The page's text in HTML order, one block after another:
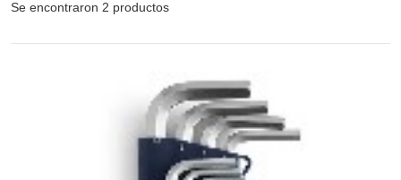
Se encontraron 2 productos